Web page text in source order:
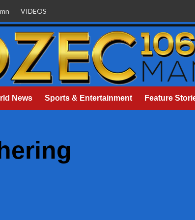
VIDEOS
News Sports & Entertainment Feature